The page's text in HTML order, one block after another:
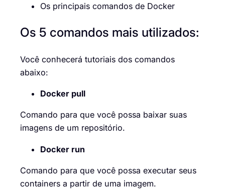
Os principais comandos de Docker
Os 5 comandos mais utilizados:
Você conhecerá tutoriais dos comandos
abaixo:
Docker pull
Comando para que você possa baixar suas
imagens de um repositório.
Docker run
Comando para que você possa executar seus
containers a partir de uma imagem.